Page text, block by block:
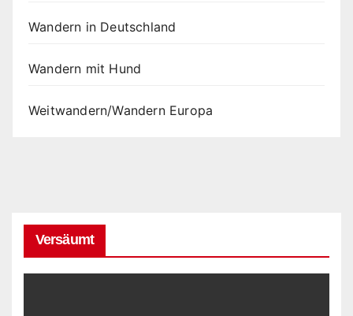
Wandern in Deutschland
Wandern mit Hund
Weitwandern/Wandern Europa
Versäumt